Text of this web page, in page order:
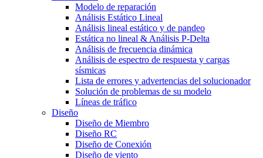
Modelo de reparación
Análisis Estático Lineal
Análisis lineal estático y de pandeo
Estática no lineal & Análisis P-Delta
Análisis de frecuencia dinámica
Análisis de espectro de respuesta y cargas
sísmicas
Lista de errores y advertencias del solucionador
Solución de problemas de su modelo
Líneas de tráfico
Diseño
Diseño de Miembro
Diseño RC
Diseño de Conexión
Diseño de viento